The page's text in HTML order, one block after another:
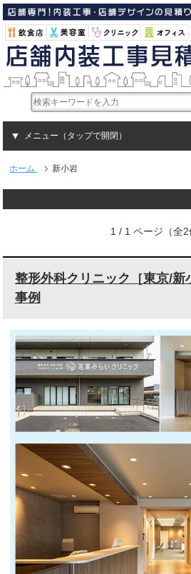
メニュー（タップで開閉）
ホーム 新小岩
1 / 1 ページ（全2
整形外科クリニック［東京/新
事例